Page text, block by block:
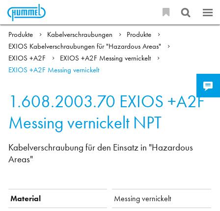
Produkte Kabelverschraubungen
Produkte
EXIOS Kabelverschraubungen für "Hazardous Areas"
EXIOS +A2F
EXIOS +A2F Messing vernickelt
EXIOS +A2F Messing vernickelt
1.608.2003.70 EXIOS +A2F
Messing vernickelt NPT
Kabelverschraubung für den Einsatz in "Hazardous
Areas"
Material
Messing vernickelt